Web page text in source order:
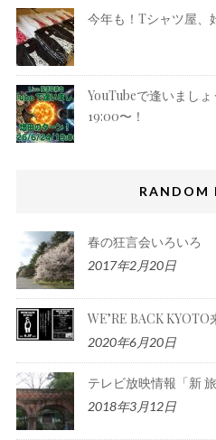
今年も！Tシャツ屋、
YouTubeで逢いましょ
19:00〜！
RANDOM
春の狂言会いろいろ
2017年2月20日
WE’RE BACK
2020年6月20日
テレビ放映情報「新 旅
2018年3月12日